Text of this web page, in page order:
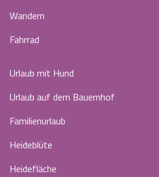
Wandern
Fahrrad
Urlaub mit Hund
Urlaub auf dem Bauernhof
Familienurlaub
Heideblüte
Heidefläche